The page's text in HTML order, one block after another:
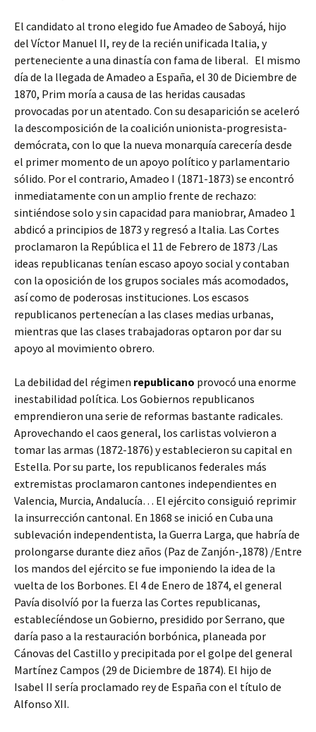
El candidato al trono elegido fue Amadeo de Saboyá, hijo
del Víctor Manuel II, rey de la recién unificada Italia, y
perteneciente a una dinastía con fama de liberal. El mismo
día de la llegada de Amadeo a España, el 30 de Diciembre de
1870, Prim moría a causa de las heridas causadas
provocadas por un atentado. Con su desaparición se aceleró
la descomposición de la coalición unionista-progresista-
demócrata, con lo que la nueva monarquía carecería desde
el primer momento de un apoyo político y parlamentario
sólido. Por el contrario, Amadeo I (1871-1873) se encontró
inmediatamente con un amplio frente de rechazo:
sintiéndose solo y sin capacidad para maniobrar, Amadeo 1
abdicó a principios de 1873 y regresó a Italia. Las Cortes
proclamaron la República el 11 de Febrero de 1873 /Las
ideas republicanas tenían escaso apoyo social y contaban
con la oposición de los grupos sociales más acomodados,
así como de poderosas instituciones. Los escasos
republicanos pertenecían a las clases medias urbanas,
mientras que las clases trabajadoras optaron por dar su
apoyo al movimiento obrero.
La debilidad del régimen republicano provocó una enorme
inestabilidad política. Los Gobiernos republicanos
emprendieron una serie de reformas bastante radicales.
Aprovechando el caos general, los carlistas volvieron a
tomar las armas (1872-1876) y establecieron su capital en
Estella. Por su parte, los republicanos federales más
extremistas proclamaron cantones independientes en
Valencia, Murcia, Andalucía… El ejército consiguió reprimir
la insurrección cantonal. En 1868 se inició en Cuba una
sublevación independentista, la Guerra Larga, que habría de
prolongarse durante diez años (Paz de Zanjón-,1878) /Entre
los mandos del ejército se fue imponiendo la idea de la
vuelta de los Borbones. El 4 de Enero de 1874, el general
Pavía disolvíó por la fuerza las Cortes republicanas,
establecíéndose un Gobierno, presidido por Serrano, que
daría paso a la restauración borbónica, planeada por
Cánovas del Castillo y precipitada por el golpe del general
Martínez Campos (29 de Diciembre de 1874). El hijo de
Isabel II sería proclamado rey de España con el título de
Alfonso XII.